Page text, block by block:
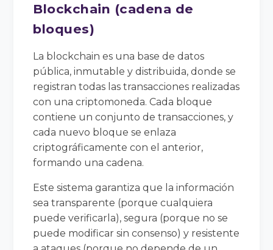
Blockchain (cadena de
bloques)
La blockchain es una base de datos
pública, inmutable y distribuida, donde se
registran todas las transacciones realizadas
con una criptomoneda. Cada bloque
contiene un conjunto de transacciones, y
cada nuevo bloque se enlaza
criptográficamente con el anterior,
formando una cadena.
Este sistema garantiza que la información
sea transparente (porque cualquiera
puede verificarla), segura (porque no se
puede modificar sin consenso) y resistente